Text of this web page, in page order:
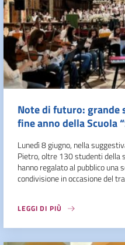
Note di futuro: grande
fine anno della Scuola
Lunedì 8 giugno, nella
Pietro, oltre 130 studenti della
hanno regalato al pubblico una
condivisione in occasione del
LEGGI DI PIÙ